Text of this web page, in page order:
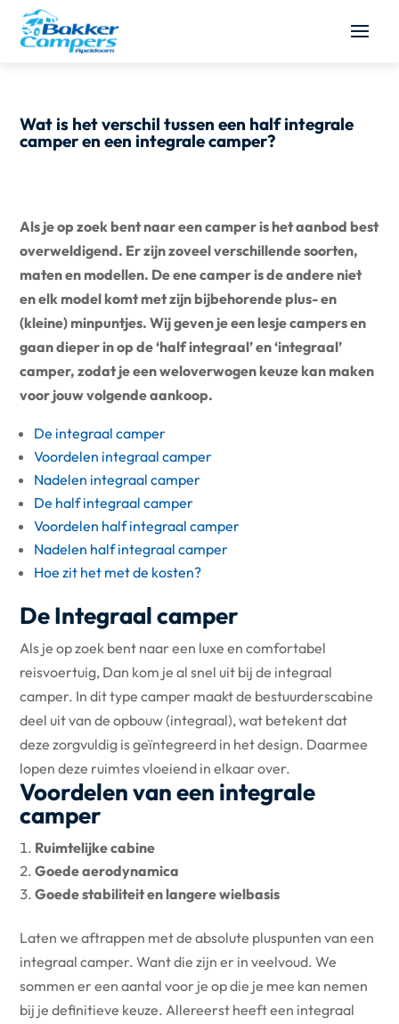
Wat is het verschil tussen een half integrale
camper en een integrale camper?
Als je op zoek bent naar een camper is het aanbod best
overweldigend. Er zijn zoveel verschillende soorten,
maten en modellen. De ene camper is de andere niet
en elk model komt met zijn bijbehorende plus- en
(kleine) minpuntjes. Wij geven je een lesje campers en
gaan dieper in op de ‘half integraal’ en ‘integraal’
camper, zodat je een weloverwogen keuze kan maken
voor jouw volgende aankoop.
De integraal camper
Voordelen integraal camper
Nadelen integraal camper
De half integraal camper
Voordelen half integraal camper
Nadelen half integraal camper
Hoe zit het met de kosten?
De Integraal camper
Als je op zoek bent naar een luxe en comfortabel
reisvoertuig, Dan kom je al snel uit bij de integraal
camper. In dit type camper maakt de bestuurderscabine
deel uit van de opbouw (integraal), wat betekent dat
deze zorgvuldig is geïntegreerd in het design. Daarmee
lopen deze ruimtes vloeiend in elkaar over.
Voordelen van een integrale
camper
Ruimtelijke cabine
Goede aerodynamica
Goede stabiliteit en langere wielbasis
Laten we aftrappen met de absolute pluspunten van een
integraal camper. Want die zijn er in veelvoud. We
sommen er een aantal voor je op die je mee kan nemen
bij je definitieve keuze. Allereerst heeft een integraal